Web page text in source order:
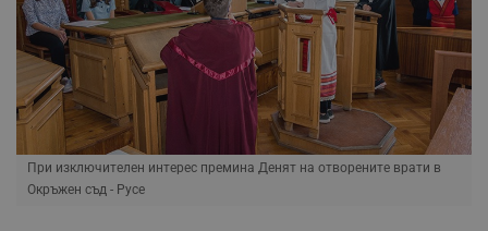
При изключителен интерес премина Денят на отворените врати в
Окръжен съд - Русе